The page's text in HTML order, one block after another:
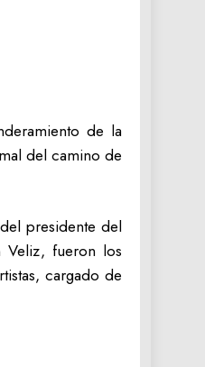
de la
del camino de
presidente del
Veliz, fueron los
cargado de